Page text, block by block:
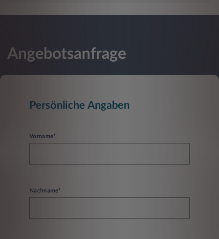
Angebotsanfrage
Persönliche Angaben
Vorname*
Nachname*